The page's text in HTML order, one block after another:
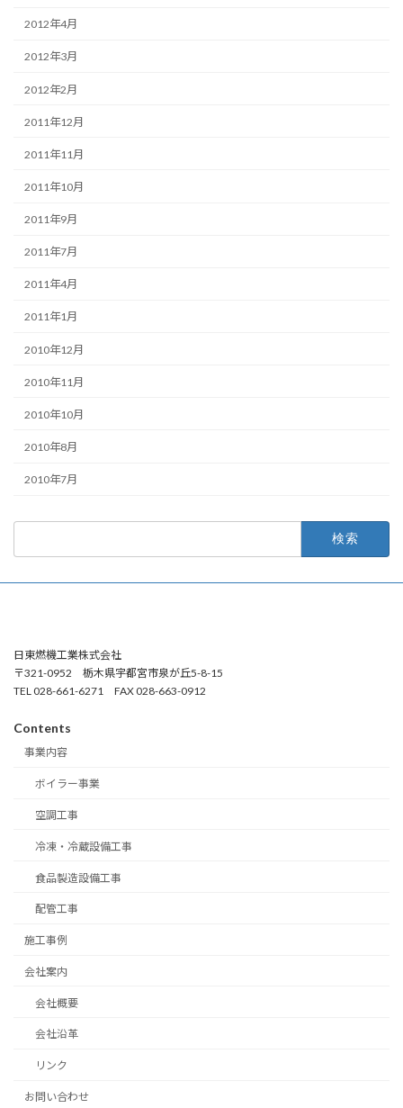
2012年4月
2012年3月
2012年2月
2011年12月
2011年11月
2011年10月
2011年9月
2011年7月
2011年4月
2011年1月
2010年12月
2010年11月
2010年10月
2010年8月
2010年7月
日東燃機工業株式会社
〒321-0952 栃木県宇都宮市泉が丘5-8-15
TEL 028-661-6271 FAX 028-663-0912
Contents
事業内容
ボイラー事業
空調工事
冷凍・冷蔵設備工事
食品製造設備工事
配管工事
施工事例
会社案内
会社概要
会社沿革
リンク
お問い合わせ